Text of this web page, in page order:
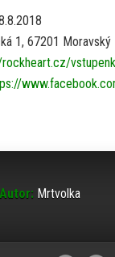
1, 67201 Moravský
Autor: Mrtvolka